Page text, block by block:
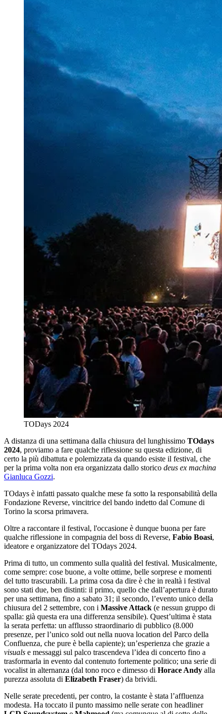
TODays 2024
A distanza di una settimana dalla chiusura del lunghissimo TOdays
2024, proviamo a fare qualche riflessione su questa edizione, di
certo la più dibattuta e polemizzata da quando esiste il festival, che
per la prima volta non era organizzata dallo storico deus ex machina
Gianluca Gozzi.
TOdays è infatti passato qualche mese fa sotto la responsabilità della
Fondazione Reverse, vincitrice del bando indetto dal Comune di
Torino la scorsa primavera.
Oltre a raccontare il festival, l'occasione è dunque buona per fare
qualche riflessione in compagnia del boss di Reverse, Fabio Boasi,
ideatore e organizzatore del TOdays 2024.
Prima di tutto, un commento sulla qualità del festival. Musicalmente,
come sempre: cose buone, a volte ottime, belle sorprese e momenti
del tutto trascurabili. La prima cosa da dire è che in realtà i festival
sono stati due, ben distinti: il primo, quello che dall’apertura è durato
per una settimana, fino a sabato 31; il secondo, l’evento unico della
chiusura del 2 settembre, con i Massive Attack (e nessun gruppo di
spalla: già questa era una differenza sensibile). Quest’ultima è stata
la serata perfetta: un afflusso straordinario di pubblico (8.000
presenze, per l’unico sold out nella nuova location del Parco della
Confluenza, che pure è bella capiente); un’esperienza che grazie a
visuals e messaggi sul palco trascendeva l’idea di concerto fino a
trasformarla in evento dal contenuto fortemente politico; una serie di
vocalist in alternanza (dal tono roco e dimesso di Horace Andy alla
purezza assoluta di Elizabeth Fraser) da brividi.
Nelle serate precedenti, per contro, la costante è stata l’affluenza
modesta. Ha toccato il punto massimo nelle serate con headliner